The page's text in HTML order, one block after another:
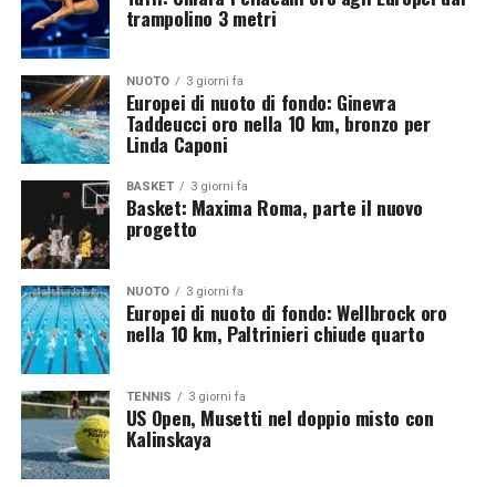
sincronizzate, offrendo segnali incoraggianti anche in
vista dei prossimi appuntamenti internazionali.
Italia ancora protagonista agli Europei di
tuffi
Il podio conquistato nel sincro dal trampolino 3 metri
rappresenta un’altra conferma della competitività della
nazionale italiana di tuffi. La medaglia ottenuta da
Belotti e Santoro contribuisce ad arricchire il bilancio
azzurro nella rassegna continentale e certifica la qualità
di un gruppo capace di lottare stabilmente con le
migliori nazioni europee. La rimonta completata
nell’ultimo tuffo, culminata con il sorpasso ai danni
della Gran Bretagna per un margine così ridotto,
resterà tra i momenti più emozionanti della
manifestazione e conferma il carattere e la solidità della
coppia italiana.
trampolino 3 metri
NUOTO 3 giorni fa
Europei di nuoto di fondo: Ginevra
Taddeucci oro nella 10 km, bronzo per
Linda Caponi
BASKET 3 giorni fa
Basket: Maxima Roma, parte il nuovo
progetto
NUOTO 3 giorni fa
Europei di nuoto di fondo: Wellbrock oro
nella 10 km, Paltrinieri chiude quarto
TENNIS 3 giorni fa
US Open, Musetti nel doppio misto con
Kalinskaya